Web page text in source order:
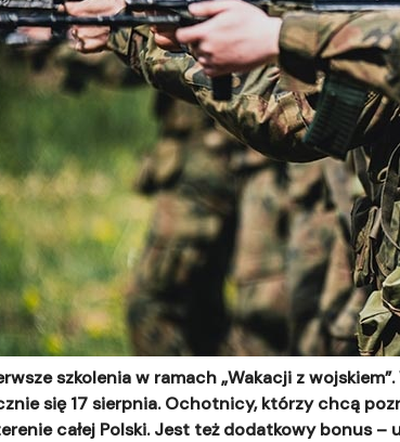
szkolenia w ramach „Wakacji z
się 17 sierpnia. Ochotnicy, którzy chcą
całej Polski. Jest też dodatkowy bonus –